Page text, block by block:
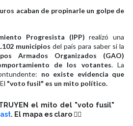
acaban de propinarle un golpe de
Progresista (IPP)realizó una
municipios del país para saber si la
Armados Organizados (GAO)
de los votantes. La
no existe evidencia que
El "voto fusil" es un mito político.
el mito del "voto fusil"
. El mapa es claro 👇🏽